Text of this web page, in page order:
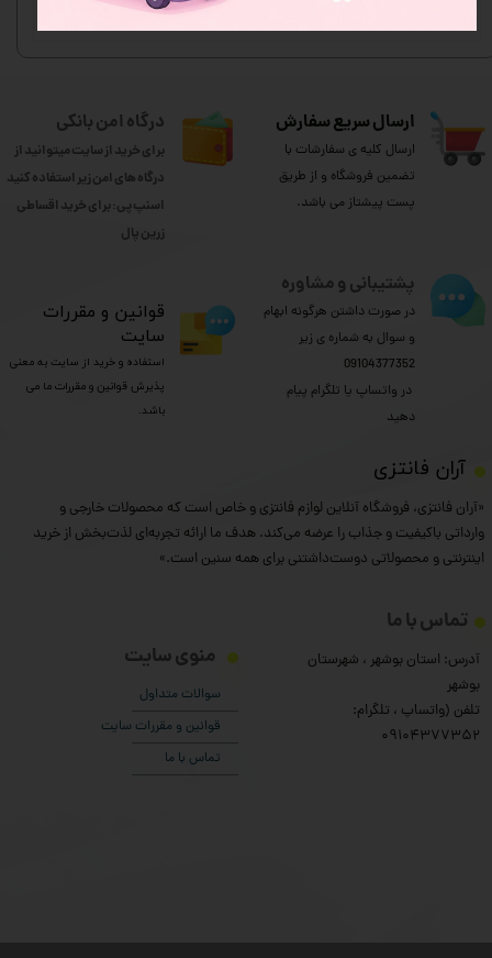
★★
★★★★★
ارسال سریع سفارش
ارسال کلیه ی سفارشات با
تضمین فروشگاه و از طریق
پست پیشتاز می باشد.
​آران فانتزی
«آران فانتزی، فروشگاه آنلاین لوازم فانتزی و خاص است که محصولات خارجی و
وارداتی باکیفیت و جذاب را عرضه می‌کند. هدف ما ارائه تجربه‌ای لذت‌بخش از خرید
اینترنتی و محصولاتی دوست‌داشتنی برای همه سنین است.»
منوی سایت
سوالات متداول
قوانین و مقررات سایت
تماس با ما
تماس با ما
آدرس: استان بوشهر ، شهرستان
بوشهر
تلفن (واتساپ ، تلگرام:
۰9104377352
درگاه امن بانکی
برای خرید از سایت میتوانید از
درگاه های امن زیر استفاده کنید
اسنپ پی: برای خرید اقساطی
​​​​​​​زرین پال
پشتیبانی و مشاوره
در صورت داشتن هرگونه ابهام
و سوال به شماره ی زیر
09104377352
​​​​​​​ در واتساپ یا تلگرام پیام
دهید
​قوانین و مقررات
سایت
استفاده و خرید از سایت به معنی
پذیرش قوانین و مقررات ما می
باشد.